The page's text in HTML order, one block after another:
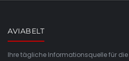
AVIABELT
Ihre tägliche Informationsquelle für